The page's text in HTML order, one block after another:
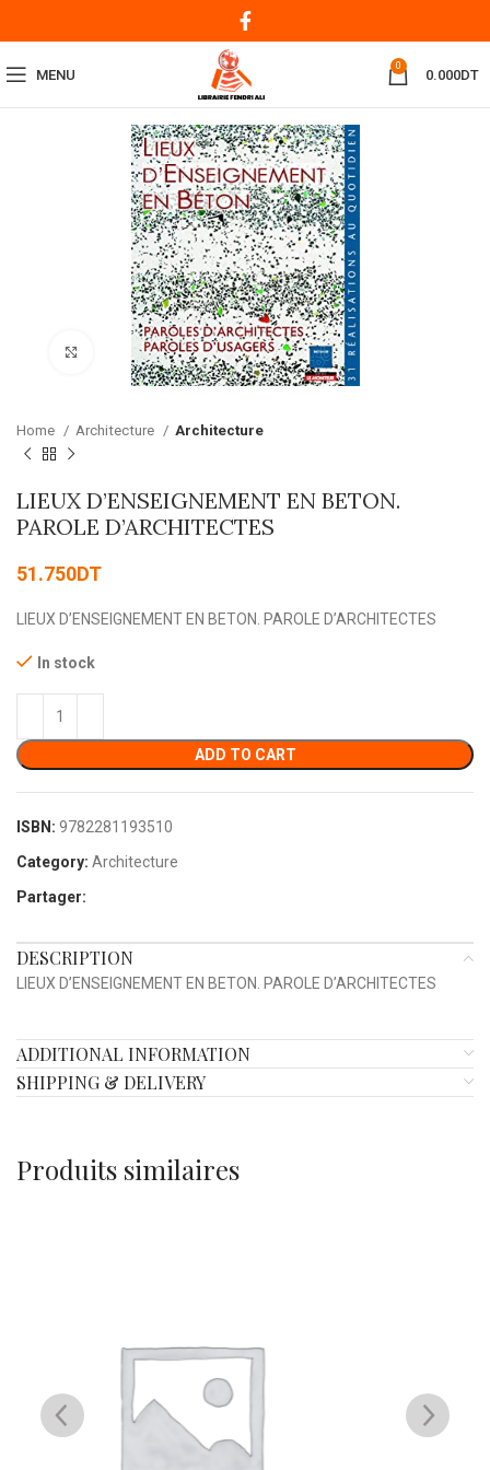
MENU
0
0.000DT
Click to enlarge
Home Architecture Architecture
LIEUX D’ENSEIGNEMENT EN BETON.
PAROLE D’ARCHITECTES
51.750DT
LIEUX D’ENSEIGNEMENT EN BETON. PAROLE D’ARCHITECTES
In stock
ADD TO CART
ISBN: 9782281193510
Category: Architecture
Partager:
DESCRIPTION
LIEUX D’ENSEIGNEMENT EN BETON. PAROLE D’ARCHITECTES
ADDITIONAL INFORMATION
SHIPPING & DELIVERY
Produits similaires